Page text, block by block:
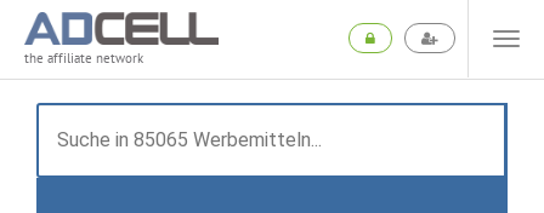
the affiliate network